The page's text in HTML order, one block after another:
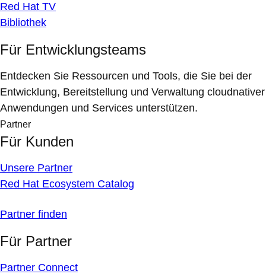
Red Hat TV
Bibliothek
Für Entwicklungsteams
Entdecken Sie Ressourcen und Tools, die Sie bei der
Entwicklung, Bereitstellung und Verwaltung cloudnativer
Anwendungen und Services unterstützen.
Partner
Für Kunden
Unsere Partner
Red Hat Ecosystem Catalog
Partner finden
Für Partner
Partner Connect